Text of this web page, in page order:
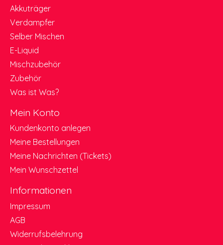
Akkuträger
Verdampfer
Selber Mischen
E-Liquid
Mischzubehör
Zubehör
Was ist Was?
Mein Konto
Kundenkonto anlegen
Meine Bestellungen
Meine Nachrichten (Tickets)
Mein Wunschzettel
Informationen
Impressum
AGB
Widerrufsbelehrung